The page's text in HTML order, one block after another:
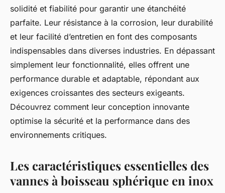
solidité et fiabilité pour garantir une étanchéité
parfaite. Leur résistance à la corrosion, leur durabilité
et leur facilité d’entretien en font des composants
indispensables dans diverses industries. En dépassant
simplement leur fonctionnalité, elles offrent une
performance durable et adaptable, répondant aux
exigences croissantes des secteurs exigeants.
Découvrez comment leur conception innovante
optimise la sécurité et la performance dans des
environnements critiques.
Les caractéristiques essentielles des
vannes à boisseau sphérique en inox